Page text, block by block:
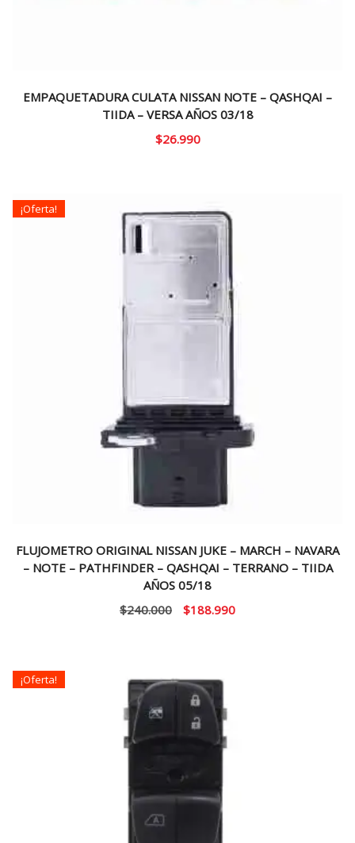
EMPAQUETADURA CULATA NISSAN NOTE – QASHQAI –
TIIDA – VERSA AÑOS 03/18
$26.990
¡Oferta!
FLUJOMETRO ORIGINAL NISSAN JUKE – MARCH – NAVARA
– NOTE – PATHFINDER – QASHQAI – TERRANO – TIIDA
AÑOS 05/18
$240.000
El
$240.000.
$188.990El
¡Oferta!